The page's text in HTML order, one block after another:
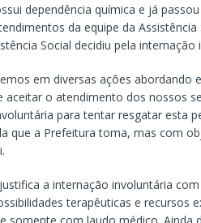
dependência química e já
da equipe da
Social decidiu pela
em diversas ações
aceitar o atendimento dos nossos
para tentar resgatar esta
que a Prefeitura toma, mas com
a internação involuntária
terapêuticas e recursos
somente com laudo médico.